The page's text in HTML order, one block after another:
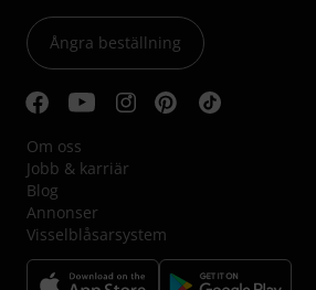
Ångra beställning
Om oss
Jobb & karriär
Blog
Annonser
Visselblåsarsystem